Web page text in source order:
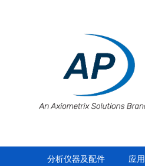
分析仪器及配件 应用